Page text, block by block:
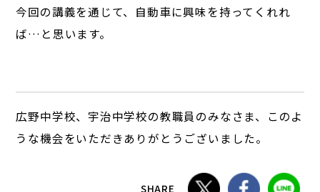
今回の講義を通じて、自動車に興味を持ってくれれ
ば…と思います。
広野中学校、宇治中学校の教職員のみなさま、このよ
うな機会をいただきありがとうございました。
SHARE